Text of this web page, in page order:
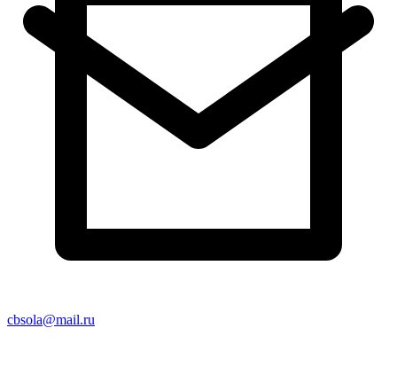
cbsola@mail.ru